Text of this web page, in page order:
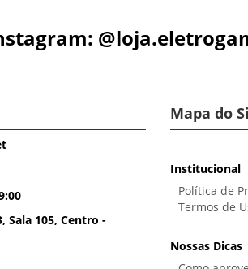
Sala 105, Centro -
Mapa do
Institucional
Política de
Termos de
Nossas Dicas